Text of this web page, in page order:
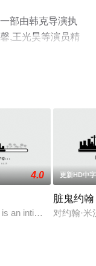
部由韩克导演执
,王光昊等演员精
清无删减完整版
,汤姆·哈迪,劳伦斯·福
4.0
an intimate portrait
更新HD中字
脏鬼约
对约翰·